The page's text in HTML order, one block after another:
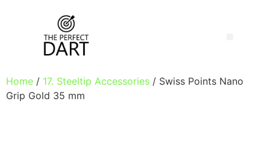
Home / 17. Steeltip Accessories / Swiss Points Nano
Grip Gold 35 mm